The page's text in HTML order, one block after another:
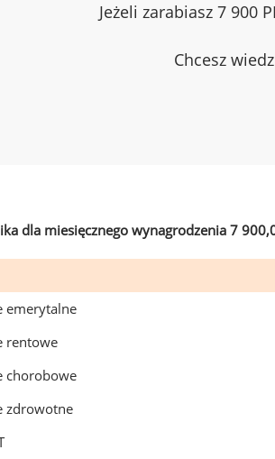
Jeżeli zarabiasz 7 900
Chcesz
dla miesięcznego wynagrodzenia 7
emerytalne
rentowe
chorobowe
zdrowotne